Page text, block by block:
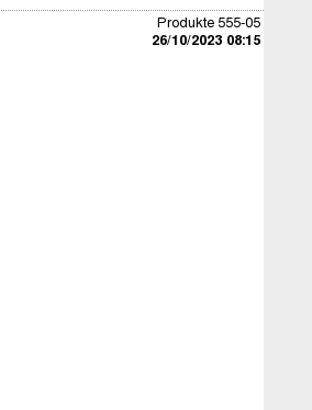
Produkte 555-05
26/10/2023 08:15